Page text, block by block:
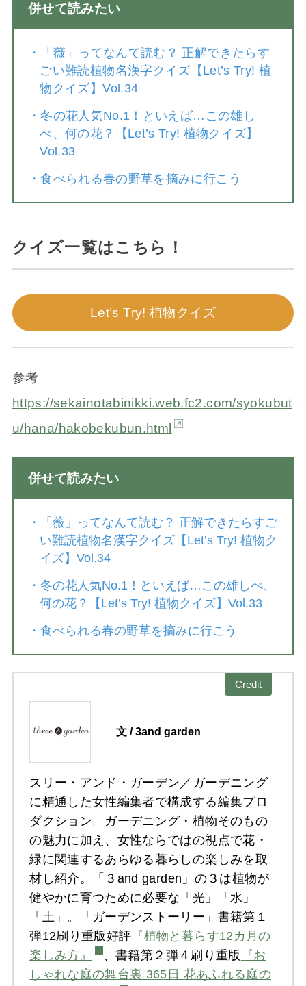
併せて読みたい
・
「薇」ってなんて読む？ 正解できたらす
ごい難読植物名漢字クイズ【Let’s Try! 植
物クイズ】Vol.34
・冬の花人気No.1！といえば…この雄し
べ、何の花？【Let’s Try! 植物クイズ】
Vol.33
・食べられる春の野草を摘みに行こう
クイズ一覧はこちら！
Let’s Try! 植物クイズ
参考
https://sekainotabinikki.web.fc2.com/syokubut
u/hana/hakobekubun.html
併せて読みたい
・
「薇」ってなんて読む？ 正解できたらすご
い難読植物名漢字クイズ【Let’s Try! 植物ク
イズ】Vol.34
・ 冬の花人気No.1！といえば…この雄しべ、
何の花？【Let’s Try! 植物クイズ】Vol.33
・ 食べられる春の野草を摘みに行こう
Credit
文 / 3and garden
スリー・アンド・ガーデン／ガーデニング
に精通した女性編集者で構成する編集プロ
ダクション。ガーデニング・植物そのもの
の魅力に加え、女性ならではの視点で花・
緑に関連するあらゆる暮らしの楽しみを取
材し紹介。「３and garden」の３は植物が
健やかに育つために必要な「光」「水」
「土」。「ガーデンストーリー」書籍第１
弾12刷り重版好評 『植物と暮らす12カ月の
楽しみ方』
、書籍第２弾４刷り重版
『お
しゃれな庭の舞台裏 365日 花あふれる庭の